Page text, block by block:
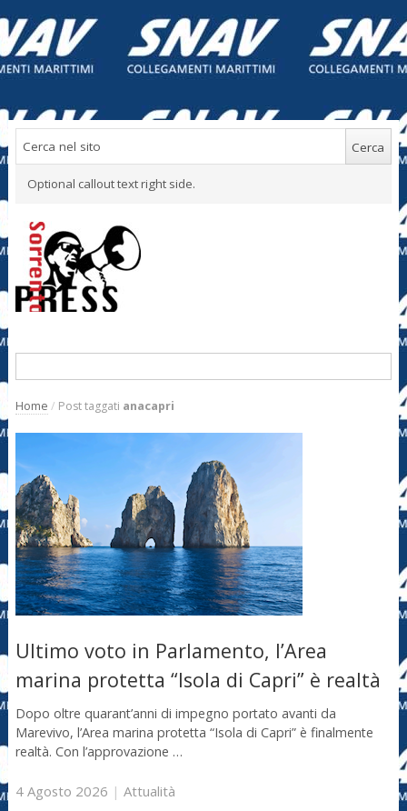
Optional callout text right side.
Home / Post taggati anacapri
Ultimo voto in Parlamento, l’Area
marina protetta “Isola di Capri” è realtà
Dopo oltre quarant’anni di impegno portato avanti da
Marevivo, l’Area marina protetta “Isola di Capri” è finalmente
realtà. Con l’approvazione …
4 Agosto 2026 | Attualità